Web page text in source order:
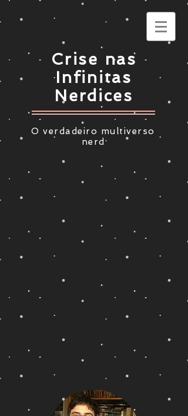
Crise nas
Infinitas
Nerdices
O verdadeiro multiverso
nerd